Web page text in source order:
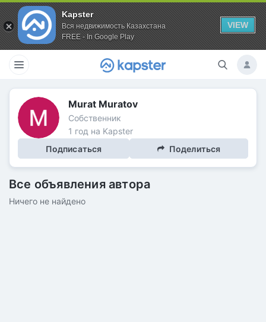
Kapster
Вся недвижимость Казахстана
FREE - In Google Play
VIEW
Murat Muratov
Собственник
1 год на Kapster
Подписаться
Поделиться
Все объявления автора
Ничего не найдено